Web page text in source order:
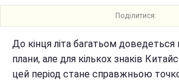
Поділитися:
До кінця літа багатьом доведеться
плани, але для кількох знаків
цей період стане справжньою